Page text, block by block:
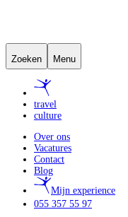
Zoeken Menu
travel
culture
Over ons
Vacatures
Contact
Blog
Mijn experience
055 357 55 97